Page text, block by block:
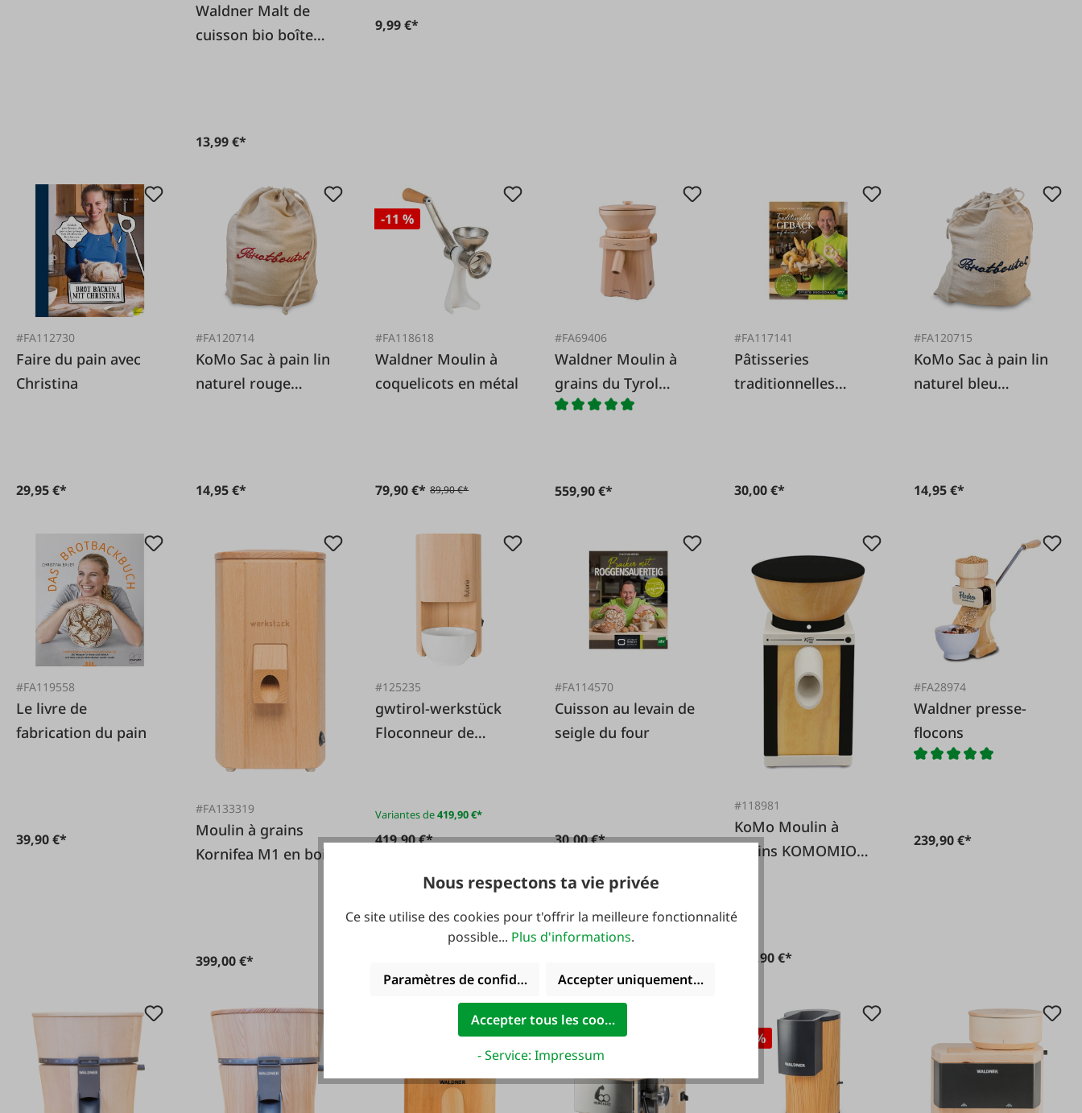
Waldner Malt de
cuisson bio boîte
13,99 €*
9,99 €*
#FA112730
Faire du pain avec
Christina
29,95 €*
#FA120714
KoMo Sac à pain lin
naturel rouge
14,95 €*
-11 %
#FA118618
Waldner Moulin à
coquelicots en métal
79,90 €* 89,90 €*
#FA69406
Waldner Moulin à
grains du Tyrol
oriental SILENCE -
559,90 €*
#FA117141
Pâtisseries
traditionnelles
30,00 €*
#FA120715
KoMo Sac à pain lin
naturel bleu
14,95 €*
#FA119558
Le livre de
fabrication du pain
39,90 €*
#FA133319
Moulin à grains
Kornifea M1 en bois
399,00 €*
#125235
gwtirol-werkstück
Floconneur de
Variantes de419,90 €*
419,90 €*
#FA114570
Cuisson au levain de
seigle du four
30,00 €*
#118981
KoMo Moulin à
grains KOMOMIO
269,90 €*
#FA28974
Waldner presse-
flocons
239,90 €*
-2 %
Nous respectons ta vie privée
Ce site utilise des cookies pour t'offrir la meilleure fonctionnalité
possible... Plus d'informations.
Paramètres de confidentialitéAccepter uniquement les cookies fonctionnels
Accepter tous les cookies
- Service: Impressum